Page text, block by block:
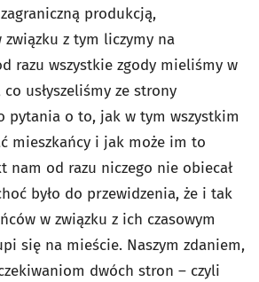
produkcją,
z tym liczymy na
razu wszystkie zgody mieliśmy w
usłyszeliśmy ze strony
pytania o to, jak w tym wszystkim
mieszkańcy i jak może im to
nam od razu niczego nie obiecał
było do przewidzenia, że i tak
w związku z ich czasowym
się na mieście. Naszym zdaniem,
dwóch stron – czyli